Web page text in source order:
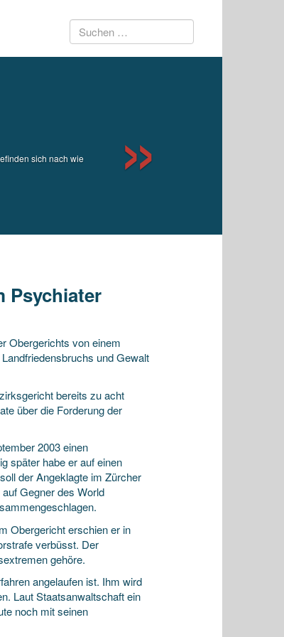
Suchen
sich nach wie
Psychiater
Obergerichts von einem
und Gewalt
bereits zu acht
über die Forderung der
2003 einen
später habe er auf einen
der Angeklagte im Zürcher
Gegner des World
Obergericht erschien er in
verbüsst. Der
gehöre.
angelaufen ist. Ihm wird
Laut Staatsanwaltschaft ein
noch mit seinen